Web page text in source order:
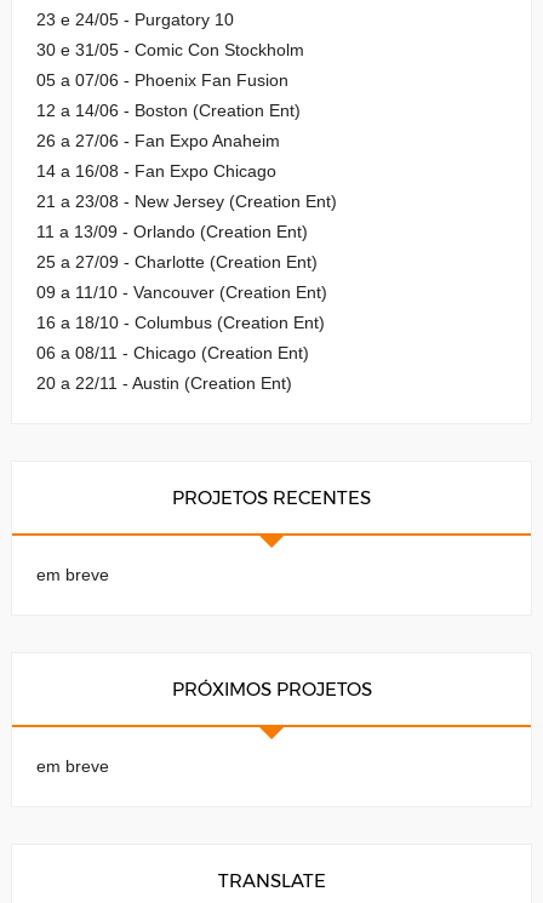
23 e 24/05 - Purgatory 10
30 e 31/05 - Comic Con Stockholm
05 a 07/06 - Phoenix Fan Fusion
12 a 14/06 - Boston (Creation Ent)
26 a 27/06 - Fan Expo Anaheim
14 a 16/08 - Fan Expo Chicago
21 a 23/08 - New Jersey (Creation Ent)
11 a 13/09 - Orlando (Creation Ent)
25 a 27/09 - Charlotte (Creation Ent)
09 a 11/10 - Vancouver (Creation Ent)
16 a 18/10 - Columbus (Creation Ent)
06 a 08/11 - Chicago (Creation Ent)
20 a 22/11 - Austin (Creation Ent)
PROJETOS RECENTES
em breve
PRÓXIMOS PROJETOS
em breve
TRANSLATE